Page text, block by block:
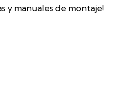
y manuales de montaje!